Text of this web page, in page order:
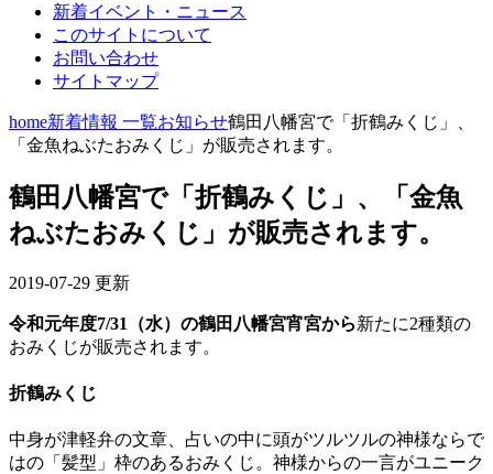
新着イベント・ニュース
このサイトについて
お問い合わせ
サイトマップ
home新着情報 一覧お知らせ鶴田八幡宮で「折鶴みくじ」、
「金魚ねぶたおみくじ」が販売されます。
鶴田八幡宮で「折鶴みくじ」、「金魚
ねぶたおみくじ」が販売されます。
2019-07-29 更新
令和元年度7/31（水）の鶴田八幡宮宵宮から新たに2種類の
おみくじが販売されます。
折鶴みくじ
中身が津軽弁の文章、占いの中に頭がツルツルの神様ならで
はの「髪型」枠のあるおみくじ。神様からの一言がユニーク